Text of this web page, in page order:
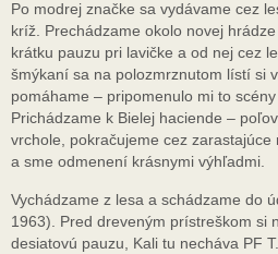
Po modrej značke sa vydávame cez
kríž. Prechádzame okolo novej
krátku pauzu pri lavičke a od nej cez
šmýkaní sa na polozmrznutom lístí si
pomáhame – pripomenulo mi to
Prichádzame k Bielej haciende –
vrchole, pokračujeme cez zarastajúce
a sme odmenení krásnymi výhľadmi.
Vychádzame z lesa a schádzame do
1963). Pred dreveným prístreškom si
desiatovú pauzu, Kali tu necháva PF